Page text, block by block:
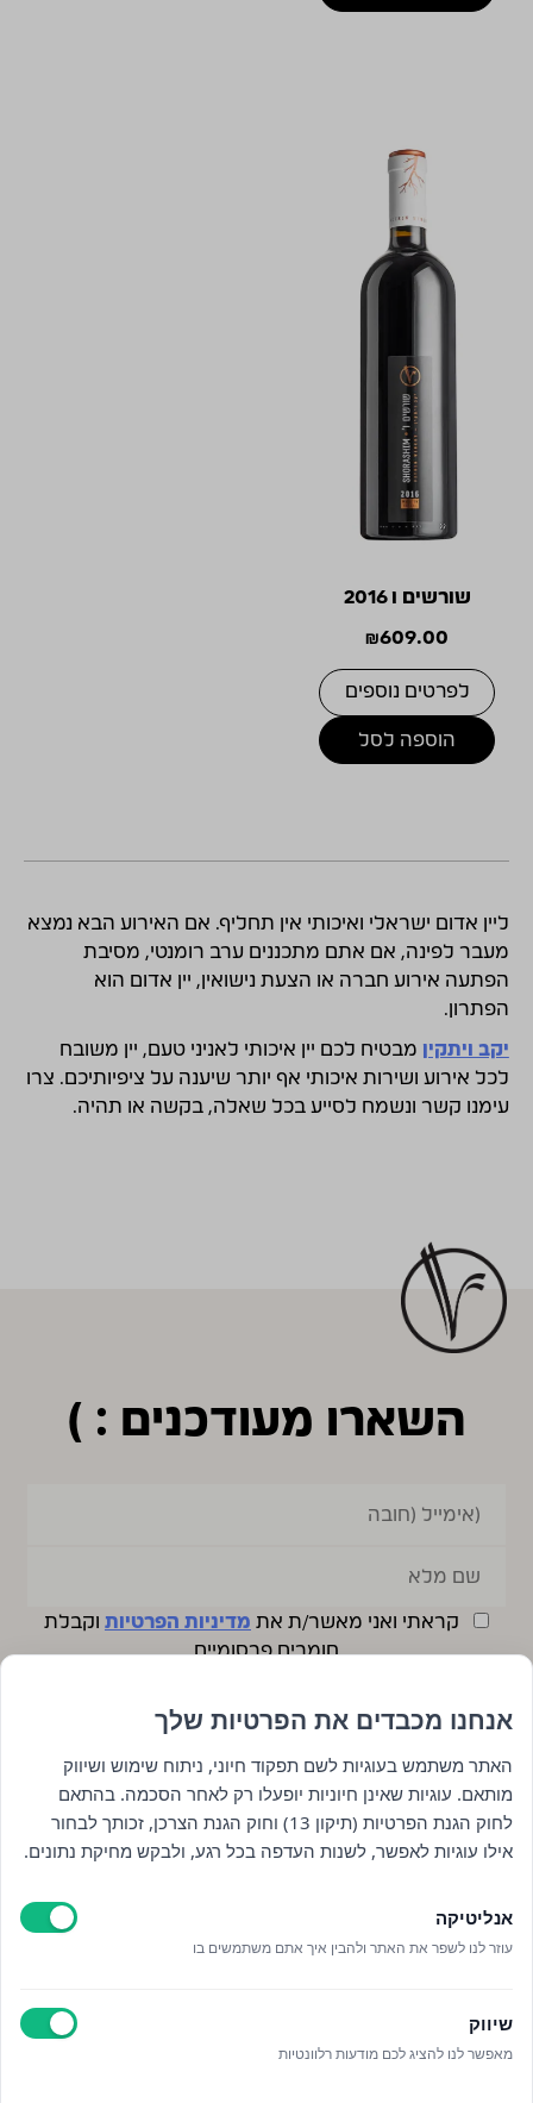
שורשים ו 2016
₪609.00
לפרטים נוספים
הוספה לסל
ליין אדום ישראלי ואיכותי אין תחליף. אם האירוע הבא נמצא
מעבר לפינה, אם אתם מתכננים ערב רומנטי, מסיבת
הפתעה אירוע חברה או הצעת נישואין, יין אדום הוא
הפתרון.
יקב ויתקין מבטיח לכם יין איכותי לאניני טעם, יין משובח
לכל אירוע ושירות איכותי אף יותר שיענה על ציפיותיכם. צרו
עימנו קשר ונשמח לסייע בכל שאלה, בקשה או תהיה.
השארו מעודכנים : )
קראתי ואני מאשר/ת את מדיניות הפרטיות וקבלת
חומרים פרסומיים
אנחנו מכבדים את הפרטיות שלך
האתר משתמש בעוגיות לשם תפקוד חיוני, ניתוח שימוש ושיווק
מותאם. עוגיות שאינן חיוניות יופעלו רק לאחר הסכמה. בהתאם
לחוק הגנת הפרטיות (תיקון 13) וחוק הגנת הצרכן, זכותך לבחור
אילו עוגיות לאפשר, לשנות העדפה בכל רגע, ולבקש מחיקת נתונים.
אנליטיקה
עוזר לנו לשפר את האתר ולהבין איך אתם משתמשים בו
שיווק
מאפשר לנו להציג לכם מודעות רלוונטיות